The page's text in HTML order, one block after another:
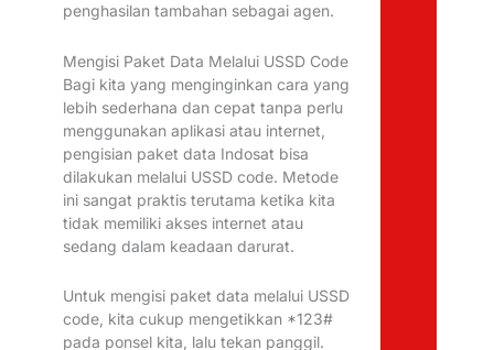
penghasilan tambahan sebagai agen.
Mengisi Paket Data Melalui USSD Code
Bagi kita yang menginginkan cara yang
lebih sederhana dan cepat tanpa perlu
menggunakan aplikasi atau internet,
pengisian paket data Indosat bisa
dilakukan melalui USSD code. Metode
ini sangat praktis terutama ketika kita
tidak memiliki akses internet atau
sedang dalam keadaan darurat.
Untuk mengisi paket data melalui USSD
code, kita cukup mengetikkan *123#
pada ponsel kita, lalu tekan panggil.